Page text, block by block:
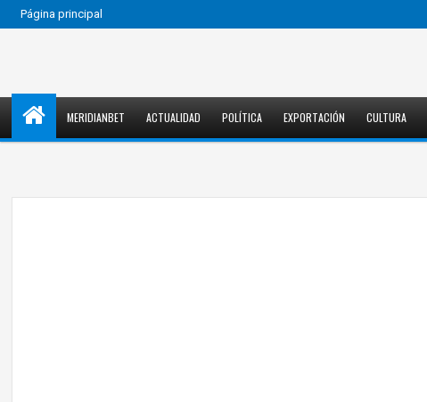
Página principal
MERIDIANBET ACTUALIDAD POLÍTICA EXPORTACIÓN CULTURA